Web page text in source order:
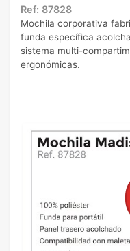
Ref: 87828
Mochila corporativa
funda específica
sistema multi-
ergonómicas.